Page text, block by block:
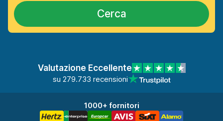
Cerca
Valutazione Eccellente
su 279.733 recensioni
1000+ fornitori